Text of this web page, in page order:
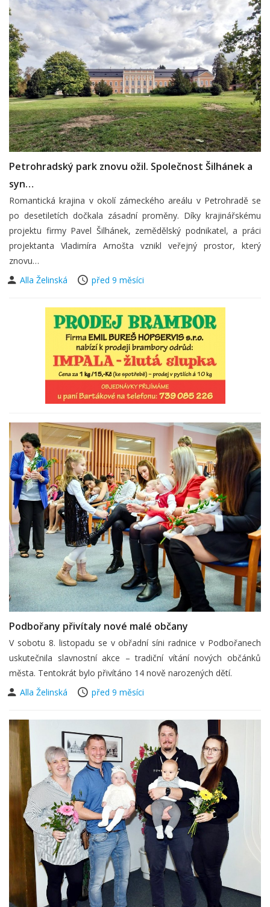
Petrohradský park znovu ožil. Společnost Šilhánek a
syn…
Romantická krajina v okolí zámeckého areálu v Petrohradě se
po desetiletích dočkala zásadní proměny. Díky krajinářskému
projektu firmy Pavel Šilhánek, zemědělský podnikatel, a práci
projektanta Vladimíra Arnošta vznikl veřejný prostor, který
znovu…
Alla Želinská
před 9 měsíci
Podbořany přivítaly nové malé občany
V sobotu 8. listopadu se v obřadní síni radnice v Podbořanech
uskutečnila slavnostní akce – tradiční vítání nových občánků
města. Tentokrát bylo přivítáno 14 nově narozených dětí.
Alla Želinská
před 9 měsíci